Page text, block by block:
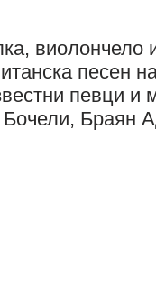
виолончело
песен
певци и
Браян